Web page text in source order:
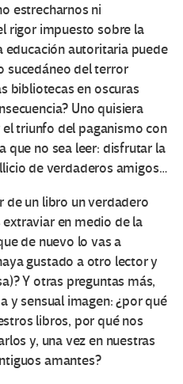
estrecharnos ni
rigor impuesto sobre la
educación autoritaria puede
sucedáneo del terror
bibliotecas en oscuras
Uno quisiera
triunfo del paganismo con
que no sea leer: disfrutar la
de verdaderos amigos…
de un libro un verdadero
en medio de la
de nuevo lo vas a
gustado a otro lector y
Y otras preguntas más,
y sensual imagen: ¿por qué
libros, por qué nos
y, una vez en nuestras
amantes?